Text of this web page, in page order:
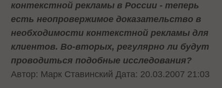
контекстной рекламы в России - теперь
есть неопровержимое доказательство в
необходимости контекстной рекламы для
клиентов. Во-вторых, регулярно ли будут
проводиться подобные исследования?
Автор: Марк Ставинский Дата: 20.03.2007 21:03